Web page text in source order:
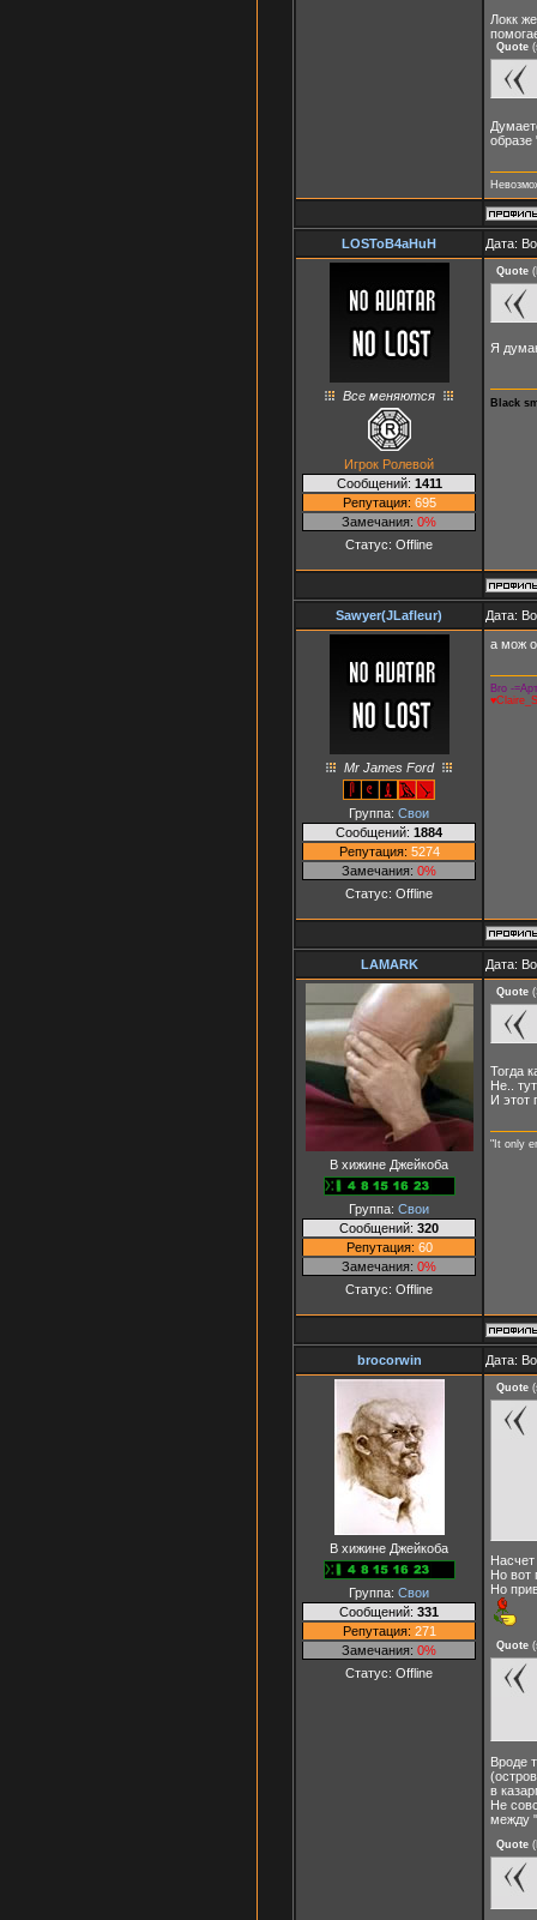
Локк
Quote (
образе
LOSToB4aHuH Дата:
Все меняются
Игрок Ролевой
Сообщений: 1411
Репутация: 695
Замечания: 0%
Статус: Offline
Quote (
Я
Black
Sawyer(JLafleur) Дата:
Mr James Ford
Группа: Свои
Сообщений: 1884
Репутация: 5274
Замечания: 0%
Статус: Offline
а мож
Bro -
LAMARK Дата:
В хижине Джейкоба
Группа: Свои
Сообщений: 320
Репутация: 60
Замечания: 0%
Статус: Offline
Quote (
Тогда
Не..
И этот
"It only
brocorwin Дата:
В хижине Джейкоба
Группа: Свои
Сообщений: 331
Репутация: 271
Замечания: 0%
Статус: Offline
Quote (
Но вот
Но
Quote (
Вроде
в
Не
между
Quote (